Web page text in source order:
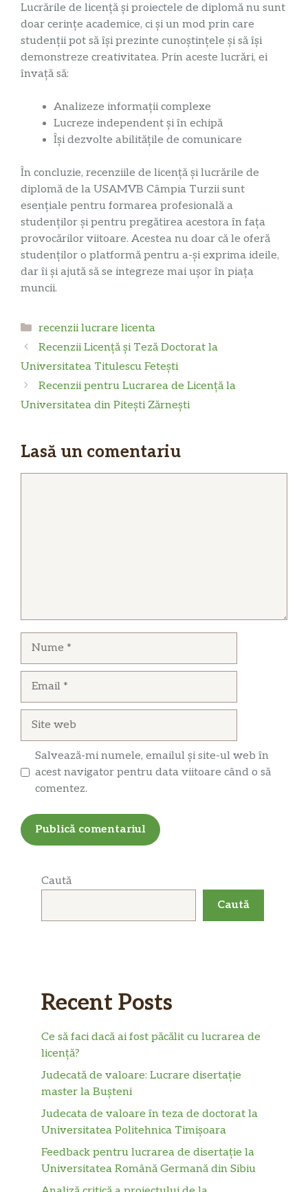
Lucrările de licență și proiectele de diplomă nu sunt
doar cerințe academice, ci și un mod prin care
studenții pot să își prezinte cunoștințele și să își
demonstreze creativitatea. Prin aceste lucrări, ei
învață să:
Analizeze informații complexe
Lucreze independent și în echipă
Își dezvolte abilitățile de comunicare
În concluzie, recenziile de licență și lucrările de
diplomă de la USAMVB Câmpia Turzii sunt
esențiale pentru formarea profesională a
studenților și pentru pregătirea acestora în fața
provocărilor viitoare. Acestea nu doar că le oferă
studenților o platformă pentru a-și exprima ideile,
dar îi și ajută să se integreze mai ușor în piața
muncii.
Categorii
recenzii lucrare licenta
Recenzii Licență și Teză Doctorat la
Universitatea Titulescu Fetești
Recenzii pentru Lucrarea de Licență la
Universitatea din Pitești Zărnești
Lasă un comentariu
Salvează-mi numele, emailul și site-ul web în
acest navigator pentru data viitoare când o să
comentez.
Caută
Caută
Recent Posts
Ce să faci dacă ai fost păcălit cu lucrarea de
licență?
Judecată de valoare: Lucrare disertație
master la Bușteni
Judecata de valoare în teza de doctorat la
Universitatea Politehnica Timișoara
Feedback pentru lucrarea de disertație la
Universitatea Română Germană din Sibiu